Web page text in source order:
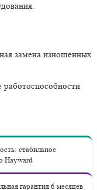
замена изношенных
работоспособности
стабильное
Hayward
гарантия 6 месяцев